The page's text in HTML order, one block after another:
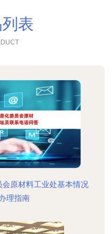
表
原材料工业处基本情况
理指南